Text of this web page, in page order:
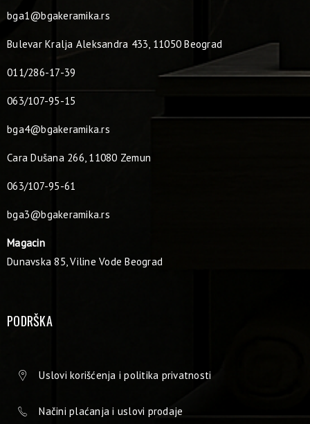
bga1@bgakeramika.rs
Bulevar Kralja Aleksandra 433, 11050 Beograd
011/286-17-39
063/107-95-15
bga4@bgakeramika.rs
Cara Dušana 266, 11080 Zemun
063/107-95-61
bga3@bgakeramika.rs
Magacin
Dunavska 85, Viline Vode Beograd
PODRŠKA
Uslovi korišćenja i politika privatnosti
Načini plaćanja i uslovi prodaje